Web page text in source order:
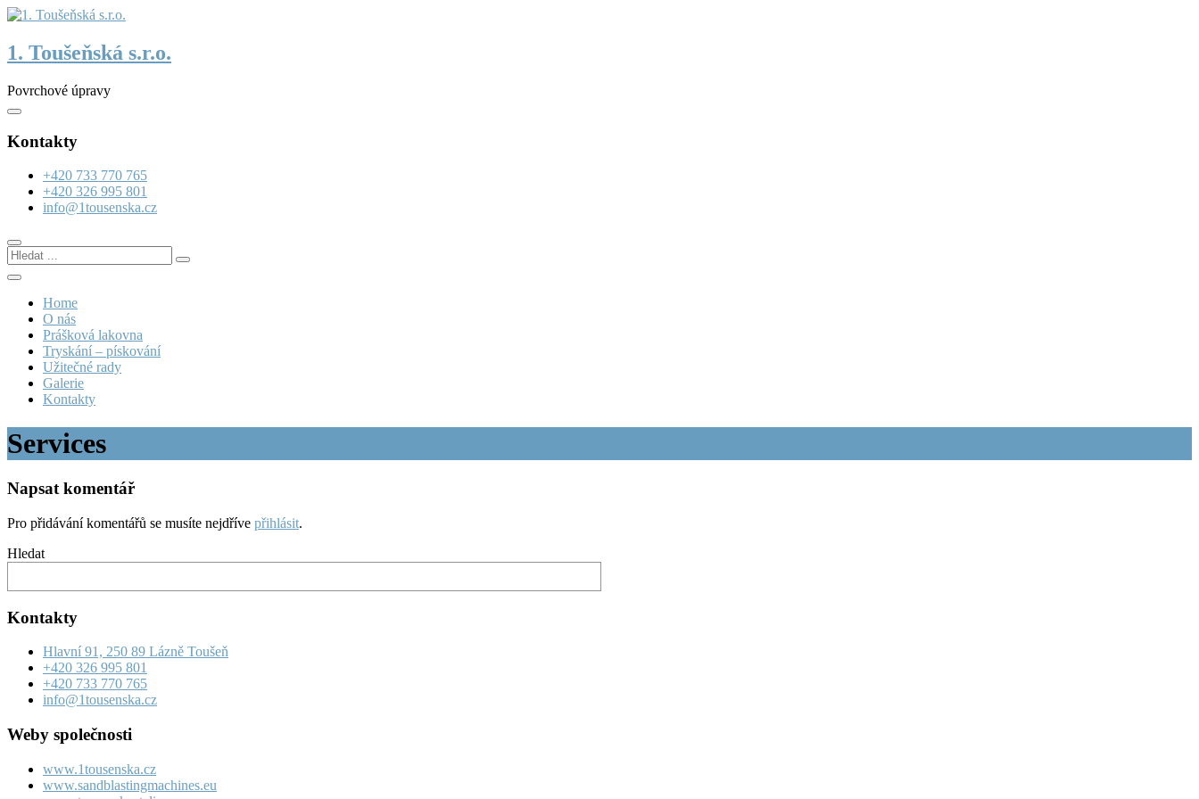
Skip
content
1. Toušeňská s.r.o.
Povrchové úpravy
Kontakty
+420 733 770 765
+420 326 995 801
info@1tousenska.cz
Hledat
...
Home
O nás
Prášková lakovna
Tryskání – pískování
Užitečné rady
Galerie
Kontakty
Services
Napsat komentář
Pro přidávání komentářů se musíte nejdříve přihlásit.
Hledat
Kontakty
Hlavní 91, 250 89 Lázně Toušeň
+420 326 995 801
+420 733 770 765
info@1tousenska.cz
Weby společnosti
www.1tousenska.cz
www.sandblastingmachines.eu